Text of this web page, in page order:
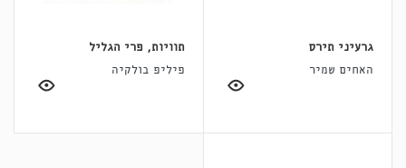
גרעיני תירס
האחים שמיר
תוויות, פרי הגליל
פיליפ בולקיה